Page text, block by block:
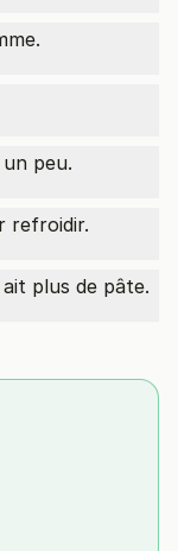
peu.
refroidir.
plus de pâte.